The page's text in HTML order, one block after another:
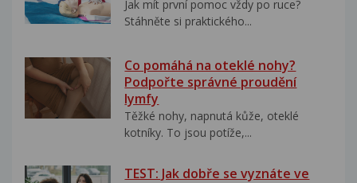
Jak mít první pomoc vždy po ruce?
Stáhněte si praktického...
Co pomáhá na oteklé nohy?
Podpořte správné proudění
lymfy
Těžké nohy, napnutá kůže, oteklé
kotníky. To jsou potíže,...
TEST: Jak dobře se vyznáte ve